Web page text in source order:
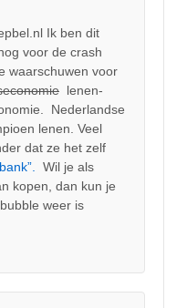
Ik ben dit
voor de crash
waarschuwen voor
lenen-
Nederlandse
lenen. Veel
dat ze het zelf
Wil je als
kopen, dan kun je
weer is